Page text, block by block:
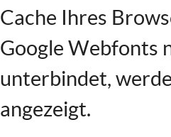
Cache Ihres
Google Webfonts
unterbindet,
angezeigt.